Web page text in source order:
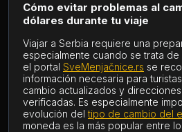
Cómo evitar problemas al
dólares durante tu viaje
Viajar a Serbia requiere una
especialmente cuando se trata de
el portal SveMenjačnice.rs se
información necesaria para
cambio actualizados y
verificadas. Es especialmente
evolución del tipo de cambio del
moneda es la más popular entre